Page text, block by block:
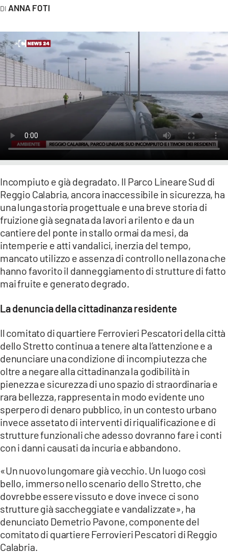
Network
LACPLAY.IT
LACTV.IT
LACITYMAG.IT
ILREGGINO.IT
COSENZACHANNEL.IT
ILVIBONESE.IT
CATANZAROCHANNEL.IT
LACAPITALENEWS.IT
App
ANDROID
ANNA FOTI
Incompiuto e già degradato. Il Parco Lineare Sud di
Reggio Calabria, ancora inaccessibile in sicurezza, ha
una lunga storia progettuale e una breve storia di
fruizione già segnata da lavori a rilento e da un
cantiere del ponte in stallo ormai da mesi, da
intemperie e atti vandalici, inerzia del tempo,
mancato utilizzo e assenza di controllo nella zona che
hanno favorito il danneggiamento di strutture di fatto
mai fruite e generato degrado.
La denuncia della cittadinanza residente
Il comitato di quartiere Ferrovieri Pescatori della città
dello Stretto continua a tenere alta l’attenzione e a
denunciare una condizione di incompiutezza che
oltre a negare alla cittadinanza la godibilità in
pienezza e sicurezza di uno spazio di straordinaria e
rara bellezza, rappresenta in modo evidente uno
sperpero di denaro pubblico, in un contesto urbano
invece assetato di interventi di riqualificazione e di
strutture funzionali che adesso dovranno fare i conti
con i danni causati da incuria e abbandono.
«Un nuovo lungomare già vecchio. Un luogo così
bello, immerso nello scenario dello Stretto, che
dovrebbe essere vissuto e dove invece ci sono
strutture già saccheggiate e vandalizzate», ha
denunciato Demetrio Pavone, componente del
comitato di quartiere Ferrovieri Pescatori di Reggio
Calabria.